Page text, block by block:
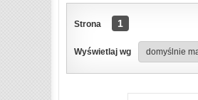
Strona 1
Wyświetlaj wg